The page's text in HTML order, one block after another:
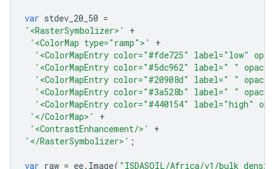
var stdev_20_50 =
'<RasterSymbolizer>'
+
'<ColorMap type="ramp">'
+
'<ColorMapEntry color="#fde725" label="low"
'<ColorMapEntry color="#5dc962" label=" "
'<ColorMapEntry color="#20908d" label=" "
'<ColorMapEntry color="#3a528b" label=" "
'<ColorMapEntry color="#440154" label="high"
'</ColorMap>'
+
'<ContrastEnhancement/>'
+
'</RasterSymbolizer>' ;
var raw = ee. Image( "ISDASOIL/Africa/v1/